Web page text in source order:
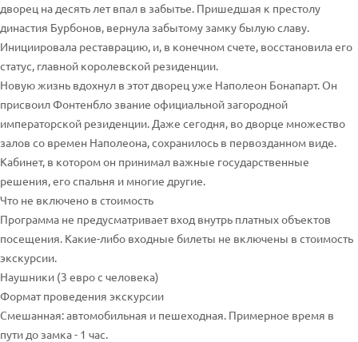
дворец на десять лет впал в забытье. Пришедшая к престолу
династия Бурбонов, вернула забытому замку былую славу.
Инициировала реставрацию, и, в конечном счете, восстановила его
статус, главной королевской резиденции.
Новую жизнь вдохнул в этот дворец уже Наполеон Бонапарт. Он
присвоил Фонтенбло звание официальной загородной
императорской резиденции. Даже сегодня, во дворце множество
залов со времен Наполеона, сохранилось в первозданном виде.
Кабинет, в котором он принимал важные государственные
решения, его спальня и многие другие.
Что не включено в стоимость
Программа не предусматривает вход внутрь платных объектов
посещения. Какие-либо входные билеты не включены в стоимость
экскурсии.
Наушники (3 евро с человека)
Формат проведения экскурсии
Смешанная: автомобильная и пешеходная. Примерное время в
пути до замка - 1 час.